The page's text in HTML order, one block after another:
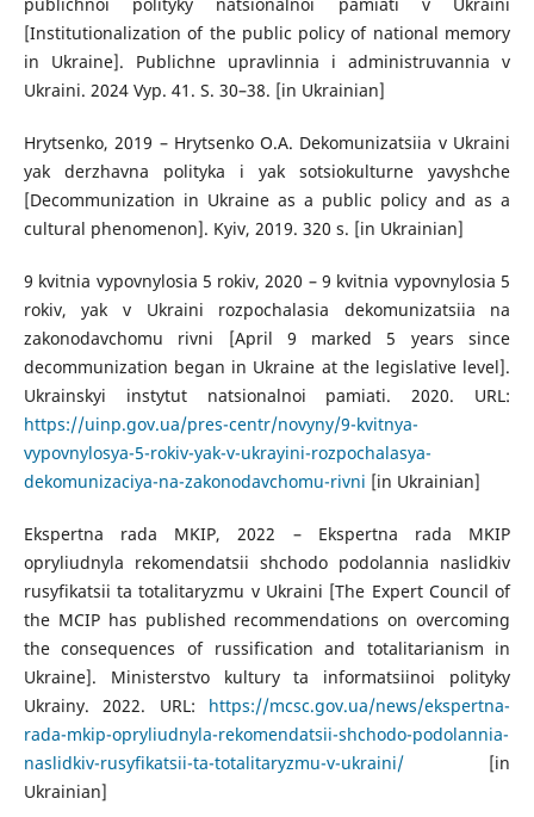
[Institutionalization of the public policy of national memory
in Ukraine]. Publichne upravlinnia i administruvannia v
Ukraini. 2024 Vyp. 41. S. 30–38. [in Ukrainian]
Hrytsenko, 2019 – Hrytsenko O.A. Dekomunizatsiia v Ukraini
yak derzhavna polityka i yak sotsiokulturne yavyshche
[Decommunization in Ukraine as a public policy and as a
cultural phenomenon]. Kyiv, 2019. 320 s. [in Ukrainian]
9 kvitnia vypovnylosia 5 rokiv, 2020 – 9 kvitnia vypovnylosia 5
rokiv, yak v Ukraini rozpochalasia dekomunizatsiia na
zakonodavchomu rivni [April 9 marked 5 years since
decommunization began in Ukraine at the legislative level].
Ukrainskyi instytut natsionalnoi pamiati. 2020. URL:
https://uinp.gov.ua/pres-centr/novyny/9-kvitnya-
vypovnylosya-5-rokiv-yak-v-ukrayini-rozpochalasya-
dekomunizaciya-na-zakonodavchomu-rivni [in Ukrainian]
Ekspertna rada MKIP, 2022 – Ekspertna rada MKIP
opryliudnyla rekomendatsii shchodo podolannia naslidkiv
rusyfikatsii ta totalitaryzmu v Ukraini [The Expert Council of
the MCIP has published recommendations on overcoming
the consequences of russification and totalitarianism in
Ukraine]. Ministerstvo kultury ta informatsiinoi polityky
Ukrainy. 2022. URL: https://mcsc.gov.ua/news/ekspertna-
rada-mkip-opryliudnyla-rekomendatsii-shchodo-podolannia-
naslidkiv-rusyfikatsii-ta-totalitaryzmu-v-ukraini/[in
Ukrainian]